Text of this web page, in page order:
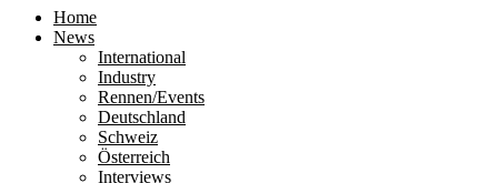
Home
News
International
Industry
Rennen/Events
Deutschland
Schweiz
Österreich
Interviews